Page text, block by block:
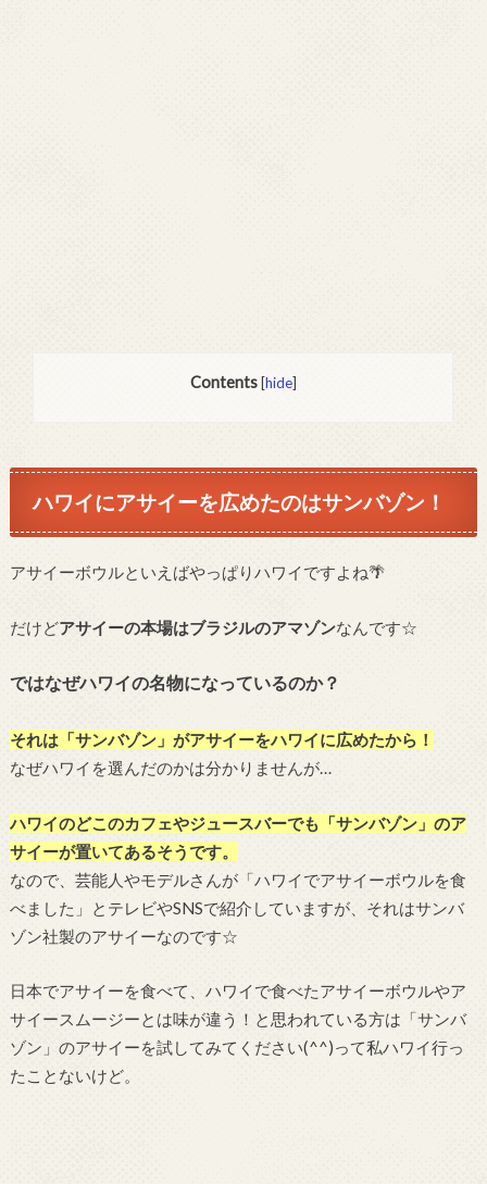
Contents [hide]
ハワイにアサイーを広めたのはサンバゾン！
アサイーボウルといえばやっぱりハワイですよね🌴
だけどアサイーの本場はブラジルのアマゾンなんです☆
ではなぜハワイの名物になっているのか？
それは「サンバゾン」がアサイーをハワイに広めたから！
なぜハワイを選んだのかは分かりませんが…
ハワイのどこのカフェやジュースバーでも「サンバゾン」のア
サイーが置いてあるそうです。
なので、芸能人やモデルさんが「ハワイでアサイーボウルを食
べました」とテレビやSNSで紹介していますが、それはサンバ
ゾン社製のアサイーなのです☆
日本でアサイーを食べて、ハワイで食べたアサイーボウルやア
サイースムージーとは味が違う！と思われている方は「サンバ
ゾン」のアサイーを試してみてください(^^)って私ハワイ行っ
たことないけど。